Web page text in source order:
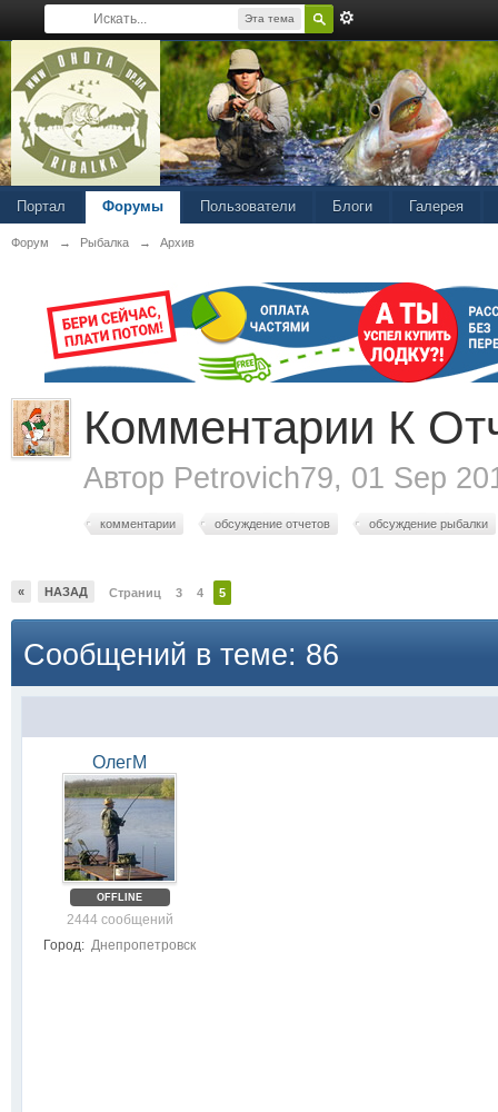
Эта тема
Портал Форумы Пользователи Блоги Галерея
Форум → Рыбалка → Архив
Комментарии К
Автор Petrovich79, 01 Sep
комментарии обсуждение отчетов обсуждение рыбалки
« НАЗАД Страниц 3 4 5
Сообщений в теме: 86
ОлегМ
OFFLINE
2444 сообщений
Город: Днепропетровск